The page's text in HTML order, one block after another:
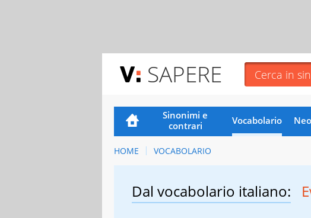
SAPERE
Sinonimi e
contrari
Vocabolario
HOME VOCABOLARIO
Dal vocabolario italiano: